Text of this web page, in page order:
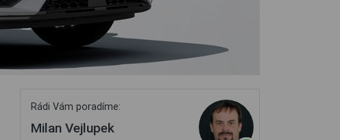
Rádi Vám poradíme:
Milan Vejlupek